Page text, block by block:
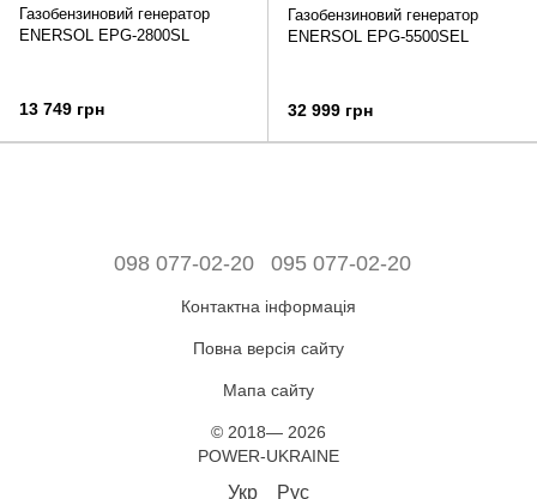
Газобензиновий генератор
ENERSOL EPG-2800SL
13 749 грн
Газобензиновий генератор
ENERSOL EPG-5500SEL
32 999 грн
098 077-02-20 095 077-02-20
Контактна інформація
Повна версія сайту
Мапа сайту
© 2018— 2026
POWER-UKRAINE
Укр Рус